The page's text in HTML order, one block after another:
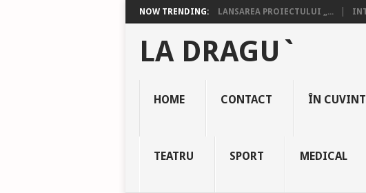
NOW TRENDING: LANSAREA PROIECTULUI „...
LA DRAGU`
HOME CONTACT ÎN
TEATRU SPORT MEDICAL